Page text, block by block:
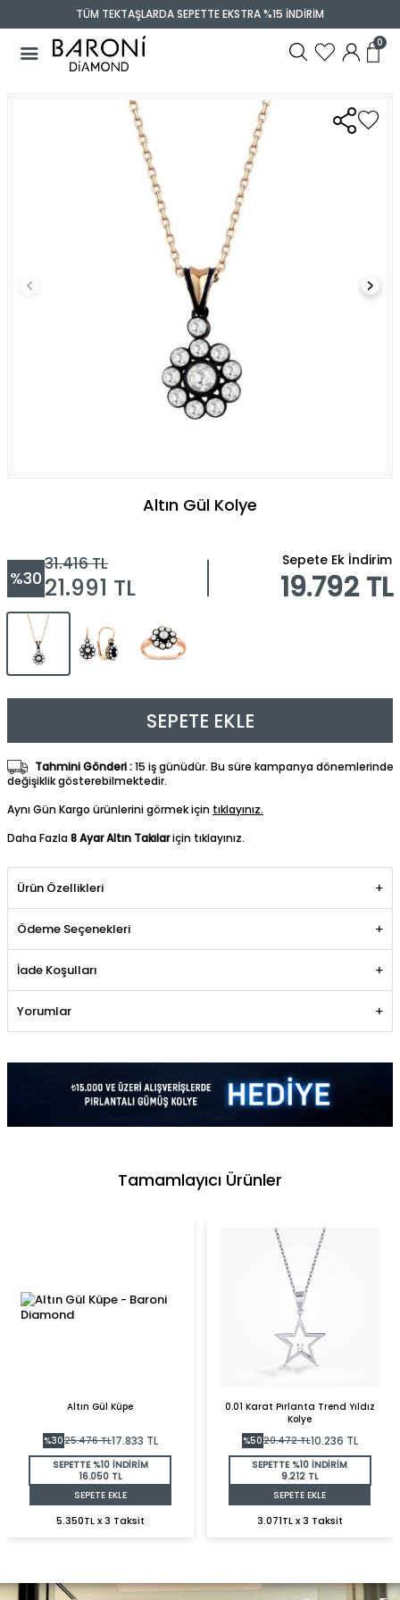
TÜM TEKTAŞLARDA SEPETTE EKSTRA %15 İNDİRİM
0
Altın Gül Kolye
%30
31.416TL
21.991 TL
Sepete Ek İndirim
19.792 TL
SEPETE EKLE
Tahmini Gönderi :15 iş günüdür. Bu süre kampanya dönemlerinde
değişiklik gösterebilmektedir.
Aynı Gün Kargo ürünlerini görmek için tıklayınız.
Daha Fazla8 Ayar Altın Takılariçin tıklayınız.
Ürün Özellikleri
Ödeme Seçenekleri
İade Koşulları
Yorumlar
Tamamlayıcı Ürünler
Altın Gül Küpe
%3025.476TL17.833 TL
SEPETTE %10 İNDİRİM
16.050 TL
SEPETE EKLE
5.350TL x 3 Taksit
0.01 Karat Pırlanta Trend Yıldız
Kolye
%5020.472TL10.236 TL
SEPETTE %10 İNDİRİM
9.212 TL
SEPETE EKLE
3.071TL x 3 Taksit